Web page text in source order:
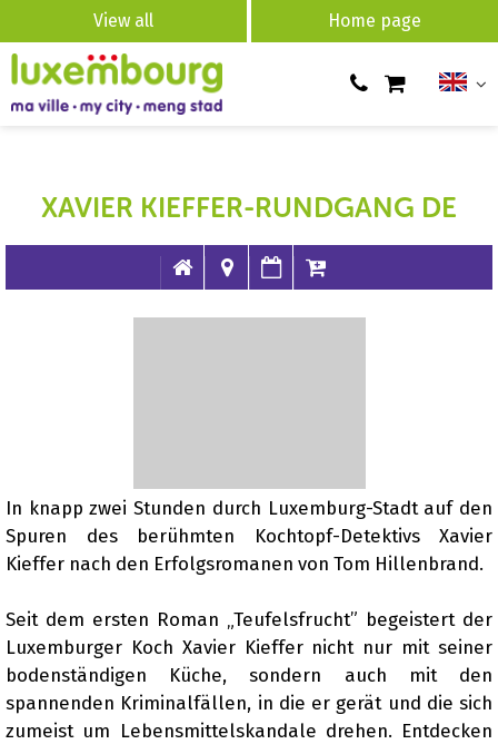
View all Home page
XAVIER KIEFFER-RUNDGANG DE
Presentation
In knapp zwei Stunden durch Luxemburg-Stadt auf den
Spuren des berühmten Kochtopf-Detektivs Xavier
Kieffer nach den Erfolgsromanen von Tom Hillenbrand.
Seit dem ersten Roman „Teufelsfrucht” begeistert der
Luxemburger Koch Xavier Kieffer nicht nur mit seiner
bodenständigen Küche, sondern auch mit den
spannenden Kriminalfällen, in die er gerät und die sich
zumeist um Lebensmittelskandale drehen. Entdecken